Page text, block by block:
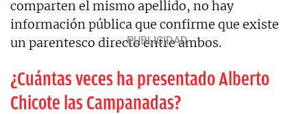
comparten el mismo apellido, no hay
información pública que confirme que existe
un parentesco directo entre ambos.
¿Cuántas veces ha presentado Alberto
Chicote las Campanadas?